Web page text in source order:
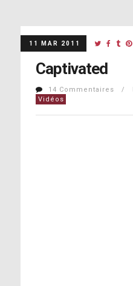
11 MAR 2011
Captivated
14 Commentaires /
Vidéos